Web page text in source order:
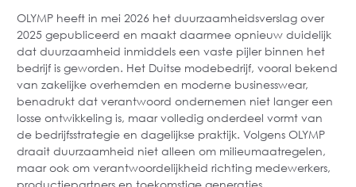
OLYMP heeft in mei 2026 het duurzaamheidsverslag over
2025 gepubliceerd en maakt daarmee opnieuw duidelijk
dat duurzaamheid inmiddels een vaste pijler binnen het
bedrijf is geworden. Het Duitse modebedrijf, vooral bekend
van zakelijke overhemden en moderne businesswear,
benadrukt dat verantwoord ondernemen niet langer een
losse ontwikkeling is, maar volledig onderdeel vormt van
de bedrijfsstrategie en dagelijkse praktijk. Volgens OLYMP
draait duurzaamheid niet alleen om milieumaatregelen,
maar ook om verantwoordelijkheid richting medewerkers,